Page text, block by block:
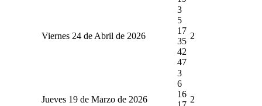
Viernes 24 de Abril de 2026
3
5
17
35
42
47
2
Jueves 19 de Marzo de 2026
3
6
16
2